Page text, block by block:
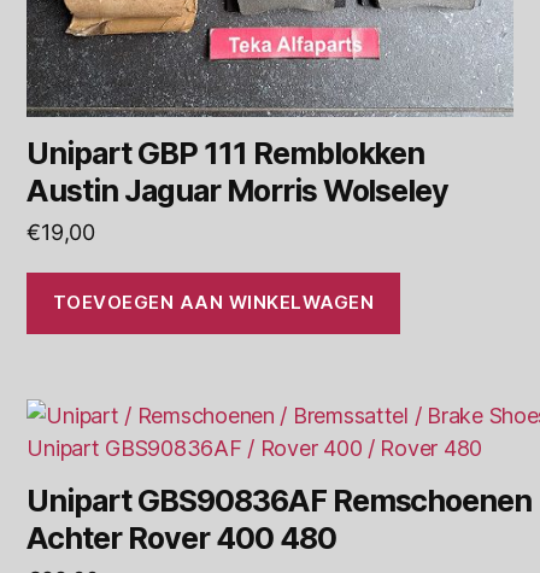
Unipart GBP 111 Remblokken
Austin Jaguar Morris Wolseley
€19,00
TOEVOEGEN AAN WINKELWAGEN
Unipart GBS90836AF Remschoenen
Achter Rover 400 480